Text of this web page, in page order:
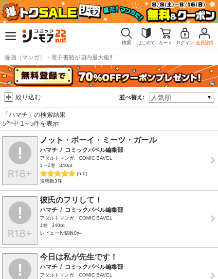
検索 はじめて カート ログイン 会員登録
漫画（マンガ）・電子書籍が国内最大級!!
並べ替え:
絞り込む
「ハマチ」の検索結果
5件中 1～5件を表示
ノット・ボーイ・ミーツ・ガール
ハマチ / コミックバベル編集部
アダルトマンガ、COMIC BAVEL
1～2巻
340pt
(5.0)
投稿数3件
彼氏のフリして！
ハマチ / コミックバベル編集部
アダルトマンガ、COMIC BAVEL
1巻
340pt
レビュー投稿数0件
今日は私が先生です！
ハマチ / コミックバベル編集部
アダルトマンガ、COMIC BAVEL